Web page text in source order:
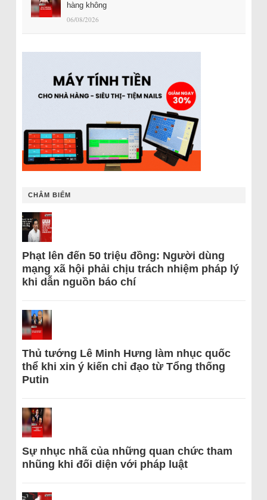
hàng không
06/08/2026
CHÂM BIẾM
Phạt lên đến 50 triệu đồng: Người dùng
mạng xã hội phải chịu trách nhiệm pháp lý
khi dẫn nguồn báo chí
Thủ tướng Lê Minh Hưng làm nhục quốc
thể khi xin ý kiến chỉ đạo từ Tổng thống
Putin
Sự nhục nhã của những quan chức tham
nhũng khi đối diện với pháp luật